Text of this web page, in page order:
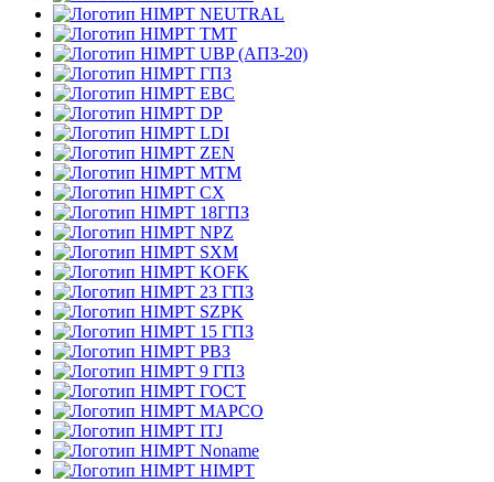
NEUTRAL
TMT
UBP (АПЗ-20)
ГПЗ
EBC
DP
LDI
ZEN
MTM
CX
18ГПЗ
NPZ
SXM
KOFK
23 ГПЗ
SZPK
15 ГПЗ
РВЗ
9 ГПЗ
ГОСТ
MAPCO
ITJ
Noname
HIMPT